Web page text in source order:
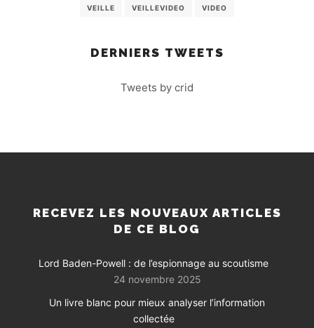
VEILLE VEILLEVIDEO VIDEO
DERNIERS TWEETS
Tweets by crid
RECEVEZ LES NOUVEAUX ARTICLES
DE CE BLOG
Lord Baden-Powell : de l’espionnage au scoutisme
24 novembre 2025
Un livre blanc pour mieux analyser l’information
collectée